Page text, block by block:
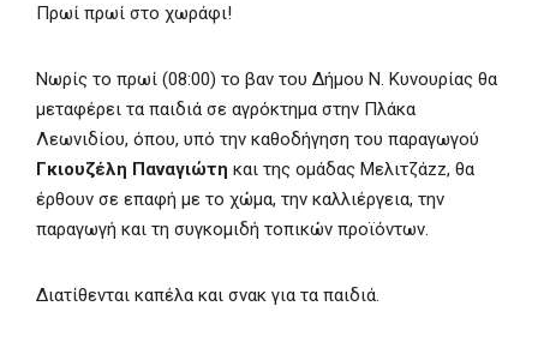
Πρωί πρωί στο χωράφι!
Νωρίς το πρωί (08:00) το βαν του Δήμου Ν. Κυνουρίας θα
μεταφέρει τα παιδιά σε αγρόκτημα στην Πλάκα
Λεωνιδίου, όπου, υπό την καθοδήγηση του παραγωγού
Γκιουζέλη Παναγιώτη και της ομάδας Μελιτζάzz, θα
έρθουν σε επαφή με το χώμα, την καλλιέργεια, την
παραγωγή και τη συγκομιδή τοπικών προϊόντων.
Διατίθενται καπέλα και σνακ για τα παιδιά.